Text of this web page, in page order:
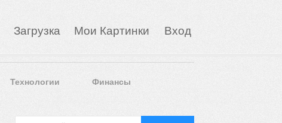
Загрузка Мои Картинки Вход
Технологии Финансы